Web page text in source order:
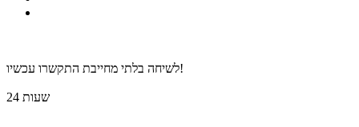
לשיחה בלתי מחייבת התקשרו עכשיו!
24 שעות